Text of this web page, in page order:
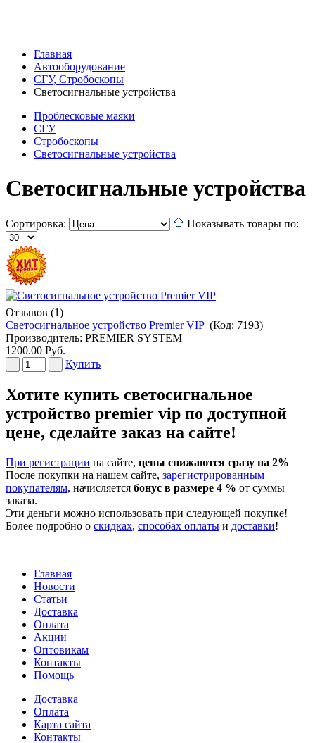
Главная
Автооборудование
СГУ, Стробоскопы
Светосигнальные устройства
Проблесковые маяки
СГУ
Стробоскопы
Светосигнальные устройства
Светосигнальные устройства
Сортировка: Показывать товары по:
Отзывов (1)
Светосигнальное устройство Premier VIP (Код: 7193)
Производитель: PREMIER SYSTEM
1200.00 Руб.
Купить
Хотите купить светосигнальное
устройство premier vip по доступной
цене, сделайте заказ на сайте!
При регистрации на сайте, цены снижаются сразу на 2%
После покупки на нашем сайте, зарегистрированным
покупателям, начисляется бонус в размере 4 % от суммы
заказа.
Эти деньги можно использовать при следующей покупке!
Более подробно о скидках, способах оплаты и доставки!
Главная
Новости
Статьи
Доставка
Оплата
Акции
Оптовикам
Контакты
Помощь
Доставка
Оплата
Карта сайта
Контакты